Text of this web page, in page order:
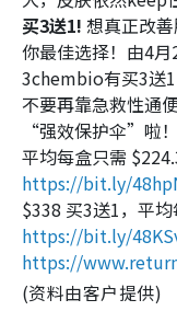
买3送1! 想真正改
你最佳选择！由4
3chembio有买3送
不要再靠急救性通
“强效保护伞”啦
平均每盒只需
https://bit.ly/
$338 买3送1，平均
https://bit.ly/
https://
(资料由客户提供)